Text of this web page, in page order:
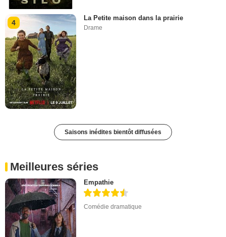
4
La Petite maison dans la prairie
Drame
Saisons inédites bientôt diffusées
Meilleures séries
Empathie
Comédie dramatique